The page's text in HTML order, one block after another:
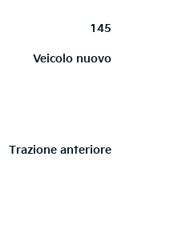
145
Veicolo nuovo
Trazione anteriore